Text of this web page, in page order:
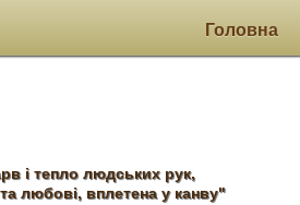
Головна
і тепло людських рук,
любові, вплетена у канву"